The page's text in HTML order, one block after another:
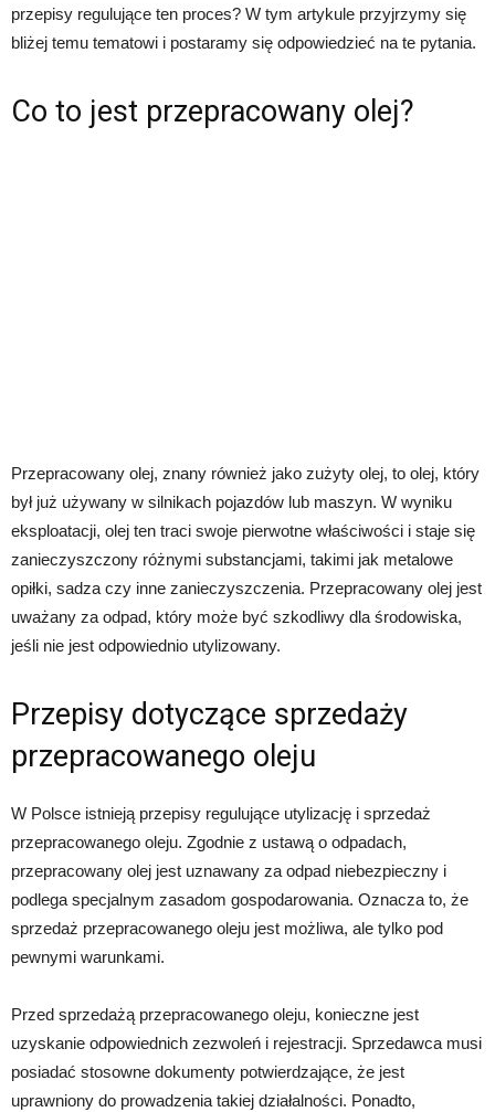
przepisy regulujące ten proces? W tym artykule przyjrzymy się
bliżej temu tematowi i postaramy się odpowiedzieć na te pytania.
Co to jest przepracowany olej?
Przepracowany olej, znany również jako zużyty olej, to olej, który
był już używany w silnikach pojazdów lub maszyn. W wyniku
eksploatacji, olej ten traci swoje pierwotne właściwości i staje się
zanieczyszczony różnymi substancjami, takimi jak metalowe
opiłki, sadza czy inne zanieczyszczenia. Przepracowany olej jest
uważany za odpad, który może być szkodliwy dla środowiska,
jeśli nie jest odpowiednio utylizowany.
Przepisy dotyczące sprzedaży
przepracowanego oleju
W Polsce istnieją przepisy regulujące utylizację i sprzedaż
przepracowanego oleju. Zgodnie z ustawą o odpadach,
przepracowany olej jest uznawany za odpad niebezpieczny i
podlega specjalnym zasadom gospodarowania. Oznacza to, że
sprzedaż przepracowanego oleju jest możliwa, ale tylko pod
pewnymi warunkami.
Przed sprzedażą przepracowanego oleju, konieczne jest
uzyskanie odpowiednich zezwoleń i rejestracji. Sprzedawca musi
posiadać stosowne dokumenty potwierdzające, że jest
uprawniony do prowadzenia takiej działalności. Ponadto,